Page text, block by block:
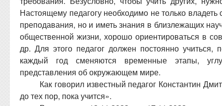
Настоящему педагогу необходимо не только
преподавания, но и иметь знания в близлежащих
общественной жизни, хорошо ориентироваться в
др. Для этого педагог должен постоянно учиться,
каждый год сменяются временные этапы,
представления об окружающем мире.
Как говорил известный педагог Константин
до тех пор, пока учится».